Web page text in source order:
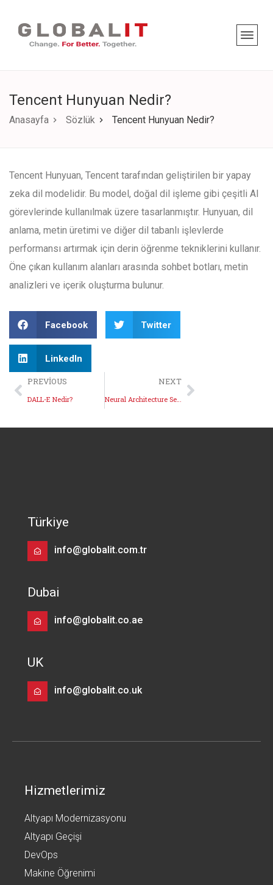
Tencent Hunyuan Nedir?
Anasayfa Sözlük Tencent Hunyuan Nedir?
Tencent Hunyuan, Tencent tarafından geliştirilen bir yapay
zeka dil modelidir. Bu model, doğal dil işleme gibi çeşitli AI
görevlerinde kullanılmak üzere tasarlanmıştır. Hunyuan, dil
anlama, metin üretimi ve diğer dil tabanlı işlevlerde
performansı artırmak için derin öğrenme tekniklerini kullanır.
Öne çıkan kullanım alanları arasında sohbet botları, metin
analizleri ve içerik oluşturma bulunur.
Facebook Twitter
LinkedIn
PREVIOUS
DALL-E Nedir?
NEXT
Neural Architecture Search Nedir?
Türkiye
info@globalit.com.tr
Dubai
info@globalit.co.ae
UK
info@globalit.co.uk
Hizmetlerimiz
Altyapı Modernizasyonu
Altyapı Geçişi
DevOps
Makine Öğrenimi